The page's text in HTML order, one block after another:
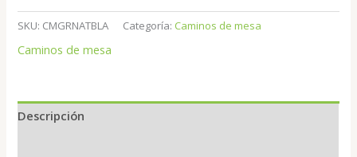
SKU: CMGRNATBLA Categoría: Caminos de mesa
Caminos de mesa
Descripción